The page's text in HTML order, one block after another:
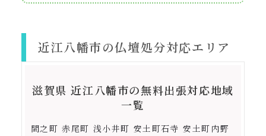
近江八幡市の仏壇処分対応エリア
滋賀県 近江八幡市の無料出張対応地域
一覧
間之町 赤尾町 浅小井町 安土町石寺 安土町内野